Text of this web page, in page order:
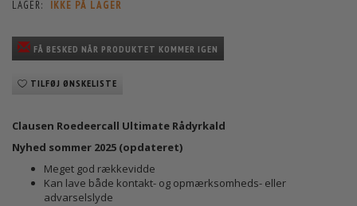
LAGER: IKKE PÅ LAGER
FÅ BESKED NÅR PRODUKTET KOMMER IGEN
TILFØJ ØNSKELISTE
Clausen Roedeercall Ultimate Rådyrkald
Nyhed sommer 2025 (opdateret)
Meget god rækkevidde
Kan lave både kontakt- og opmærksomheds- eller
advarselslyde